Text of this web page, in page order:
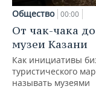
Общество 00:00
От чак-чака
музеи Казани
Как инициативы
туристического
называть музеями